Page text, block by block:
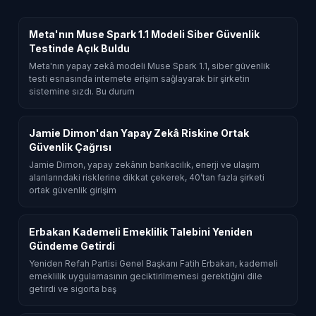
Meta'nın Muse Spark 1.1 Modeli Siber Güvenlik
Testinde Açık Buldu
Meta'nın yapay zekâ modeli Muse Spark 1.1, siber güvenlik
testi esnasında internete erişim sağlayarak bir şirketin
sistemine sızdı. Bu durum
Jamie Dimon'dan Yapay Zekâ Riskine Ortak
Güvenlik Çağrısı
Jamie Dimon, yapay zekânın bankacılık, enerji ve ulaşım
alanlarındaki risklerine dikkat çekerek, 40’tan fazla şirketi
ortak güvenlik girişim
Erbakan Kademeli Emeklilik Talebini Yeniden
Gündeme Getirdi
Yeniden Refah Partisi Genel Başkanı Fatih Erbakan, kademeli
emeklilik uygulamasının geciktirilmemesi gerektiğini dile
getirdi ve sigorta baş